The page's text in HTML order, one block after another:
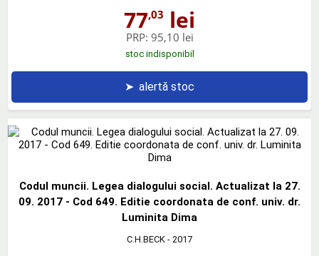
77,03 lei
PRP: 95,10 lei
stoc indisponibil
➤ alertă stoc
Codul muncii. Legea dialogului social. Actualizat la 27.
09. 2017 - Cod 649. Editie coordonata de conf. univ. dr.
Luminita Dima
C.H.BECK - 2017